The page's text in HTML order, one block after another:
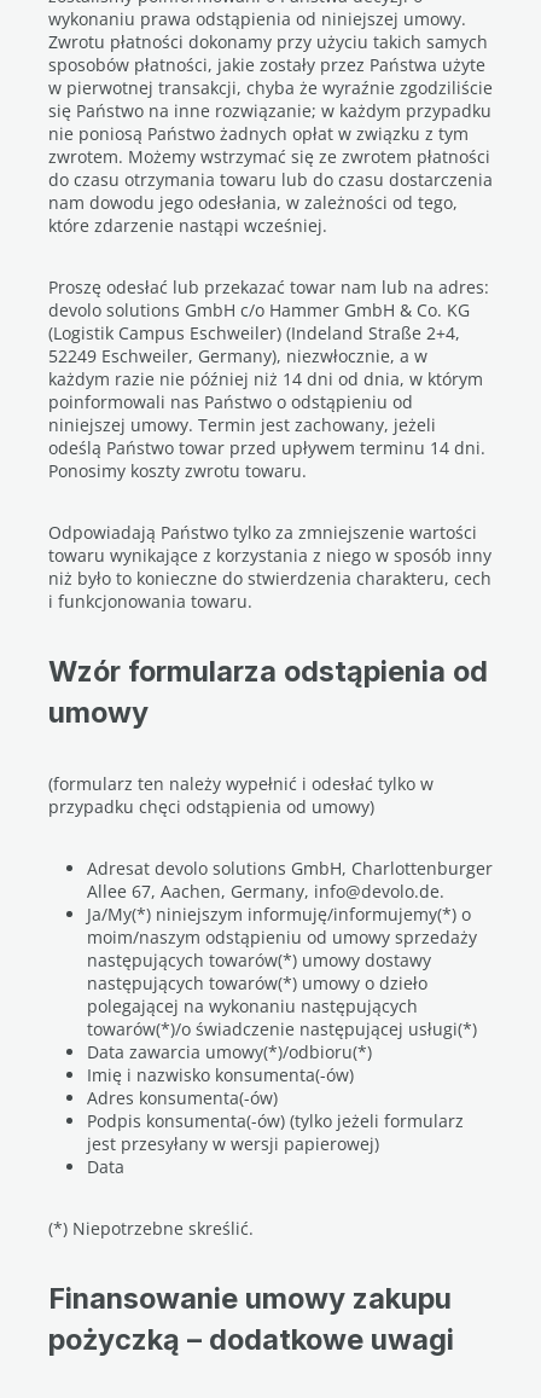
wykonaniu prawa odstąpienia od niniejszej umowy.
Zwrotu płatności dokonamy przy użyciu takich samych
sposobów płatności, jakie zostały przez Państwa użyte
w pierwotnej transakcji, chyba że wyraźnie zgodziliście
się Państwo na inne rozwiązanie; w każdym przypadku
nie poniosą Państwo żadnych opłat w związku z tym
zwrotem. Możemy wstrzymać się ze zwrotem płatności
do czasu otrzymania towaru lub do czasu dostarczenia
nam dowodu jego odesłania, w zależności od tego,
które zdarzenie nastąpi wcześniej.
Proszę odesłać lub przekazać towar nam lub na adres:
devolo solutions GmbH c/o Hammer GmbH & Co. KG
(Logistik Campus Eschweiler) (Indeland Straße 2+4,
52249 Eschweiler, Germany), niezwłocznie, a w
każdym razie nie później niż 14 dni od dnia, w którym
poinformowali nas Państwo o odstąpieniu od
niniejszej umowy. Termin jest zachowany, jeżeli
odeślą Państwo towar przed upływem terminu 14 dni.
Ponosimy koszty zwrotu towaru.
Odpowiadają Państwo tylko za zmniejszenie wartości
towaru wynikające z korzystania z niego w sposób inny
niż było to konieczne do stwierdzenia charakteru, cech
i funkcjonowania towaru.
Wzór formularza odstąpienia od
umowy
(formularz ten należy wypełnić i odesłać tylko w
przypadku chęci odstąpienia od umowy)
Adresat devolo solutions GmbH, Charlottenburger
Allee 67, Aachen, Germany, info@devolo.de.
Ja/My(*) niniejszym informuję/informujemy(*) o
moim/naszym odstąpieniu od umowy sprzedaży
następujących towarów(*) umowy dostawy
następujących towarów(*) umowy o dzieło
polegającej na wykonaniu następujących
towarów(*)/o świadczenie następującej usługi(*)
Data zawarcia umowy(*)/odbioru(*)
Imię i nazwisko konsumenta(-ów)
Adres konsumenta(-ów)
Podpis konsumenta(-ów) (tylko jeżeli formularz
jest przesyłany w wersji papierowej)
Data
(*) Niepotrzebne skreślić.
Finansowanie umowy zakupu
pożyczką – dodatkowe uwagi